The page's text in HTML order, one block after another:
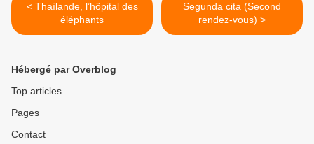
< Thaïlande, l’hôpital des
éléphants
Segunda cita (Second
rendez-vous) >
Hébergé par Overblog
Top articles
Pages
Contact